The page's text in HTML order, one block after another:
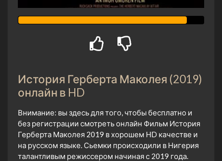
История Герберта Маколея (2019)
онлайн в HD
Внимание: вы здесь для того, чтобы бесплатно и
без регистрации смотреть онлайн Фильм История
Герберта Маколея 2019 в хорошем HD качестве и
на русском языке. Сьемки происходили в Нигерия
талантливым режиссером начиная с 2019 года.